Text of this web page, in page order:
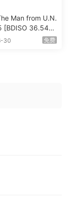
Man from U.N.
[BDISO 36.54G
30 免费